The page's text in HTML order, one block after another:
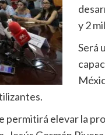
y 2
Será
permitirá elevar la